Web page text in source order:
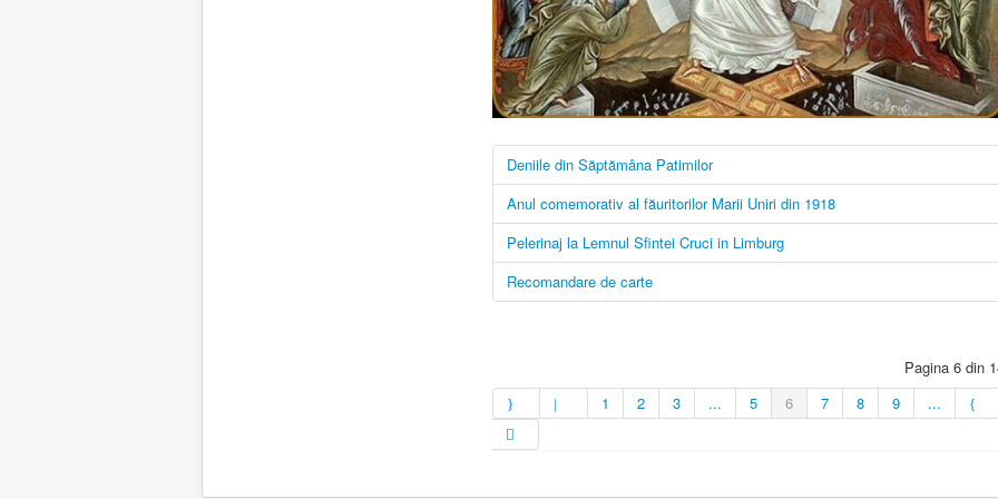
Deniile din Săptămâna Patimilor
Anul comemorativ al făuritorilor Marii Uniri din 1918
Pelerinaj la Lemnul Sfintei Cruci in Limburg
Recomandare de carte
Pagina 6 din
1
2 3 ... 5 6 7 8 9 ...